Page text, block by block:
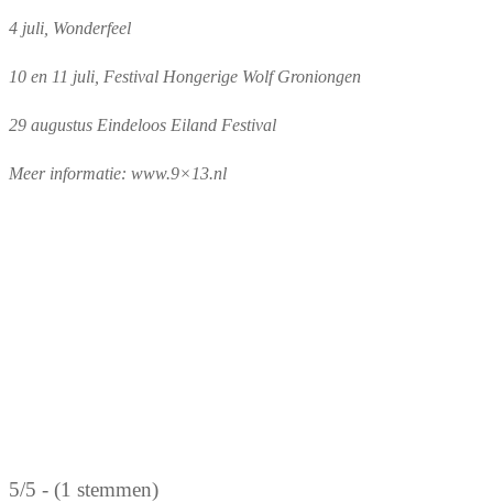
4 juli, Wonderfeel
10 en 11 juli, Festival Hongerige Wolf Groniongen
29 augustus Eindeloos Eiland Festival
Meer informatie: www.9×13.nl
5/5 - (1 stemmen)